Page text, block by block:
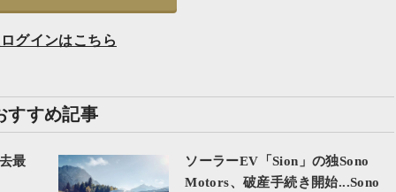
グインはこちら
すすめ記事
最
ソーラーEV「Sion」の独Sono
Motors、破産手続き開始...Sono